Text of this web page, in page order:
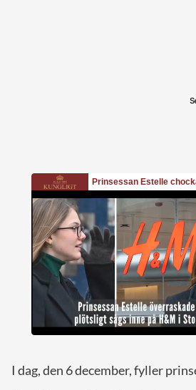
I dag, den 6 december, fyller